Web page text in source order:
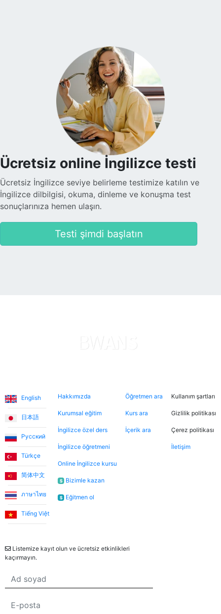
Ücretsiz online İngilizce testi
Ücretsiz İngilizce seviye belirleme testimize katılın ve
İngilizce dilbilgisi, okuma, dinleme ve konuşma test
sonuçlarınıza hemen ulaşın.
Testi şimdi başlatın
English
日本語
Русский
Türkçe
简体中文
ภาษาไทย
Tiếng Việt
Hakkımızda
Kurumsal eğitim
İngilizce özel ders
İngilizce öğretmeni
Online İngilizce kursu
$ Bizimle kazan
$ Eğitmen ol
Öğretmen ara
Kurs ara
İçerik ara
Kullanım şartları
Gizlilik politikası
Çerez politikası
İletişim
Listemize kayıt olun ve ücretsiz etkinlikleri
kaçırmayın.